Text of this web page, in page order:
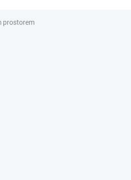
prostorem